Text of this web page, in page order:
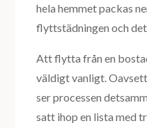
hela hemmet packas
flyttstädningen och
Att flytta från en
väldigt vanligt.
ser processen
satt ihop en lista med